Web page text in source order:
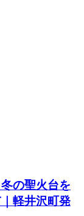
の聖火台を
軽井沢町発